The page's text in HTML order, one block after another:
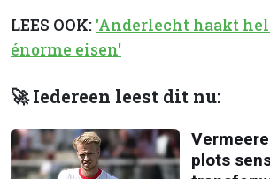
LEES OOK: 'Anderlecht haakt
énorme eisen'
🚀 Iedereen leest dit nu:
plots